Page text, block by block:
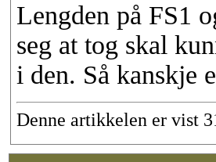
Lengden på FS1
seg at tog skal
i den. Så kanskje
Denne artikkelen er vist